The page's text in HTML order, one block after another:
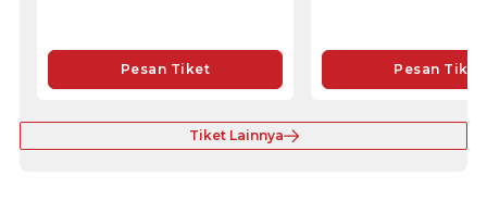
Pesan Tiket Pesan Tiket
Tiket Lainnya